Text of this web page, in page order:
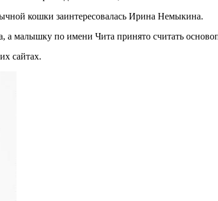
кошки заинтересовалась Ирина Немыкина.
малышку по имени Чита принято считать
сайтах.